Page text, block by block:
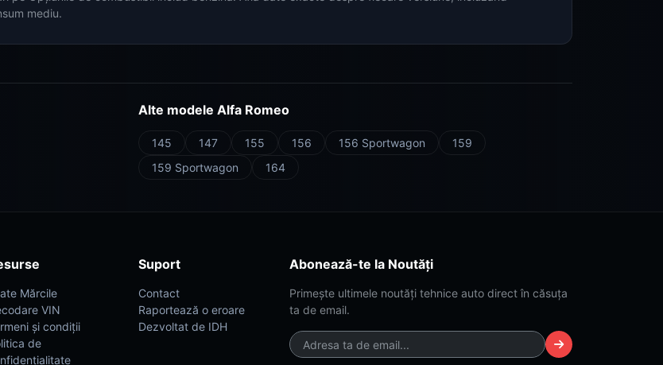
mediu.
Alte modele Alfa Romeo
145 147 155 156 156 Sportwagon
159
159 Sportwagon
164
Mărcile
VIN
și condiții
de
Suport
Contact
Raportează o eroare
Dezvoltat de IDH
Abonează-te la Noutăți
Primește ultimele noutăți tehnice auto direct în căsuța
ta de email.